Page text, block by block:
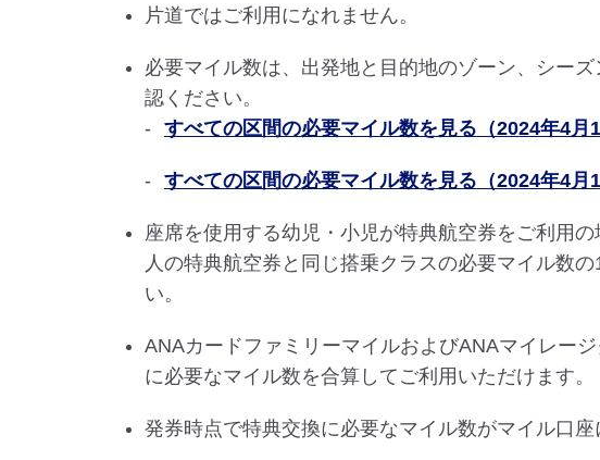
片道ではご利用になれません。
必要マイル数は、出発地と目的地のゾーン、シー
認ください。
すべての区間の必要マイル数を見る（2024年4月
すべての区間の必要マイル数を見る（2024年4月
座席を使用する幼児・小児が特典航空券をご利用
人の特典航空券と同じ搭乗クラスの必要マイル数
い。
ANAカードファミリーマイルおよびANAマイレー
に必要なマイル数を合算してご利用いただけます。
発券時点で特典交換に必要なマイル数がマイル口